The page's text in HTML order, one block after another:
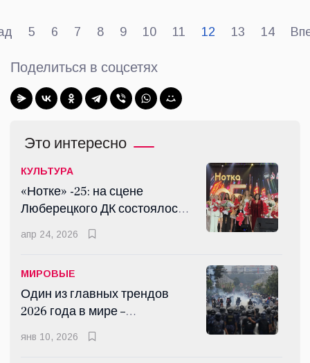
5 6 7 8 9 10 11 12 13 14
Поделиться в соцсетях
Это интересно
КУЛЬТУРА
«Нотке» -25: на сцене
Люберецкого ДК состоялось
грандиозное шоу
апр 24, 2026
МИРОВЫЕ
Один из главных трендов
2026 года в мире –
революция поколения Z
янв 10, 2026